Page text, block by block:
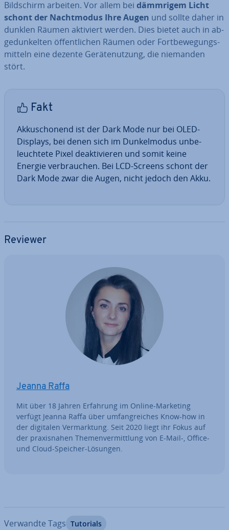
Bild­schirm arbeiten. Vor allem bei dämmrigem Licht
schont der Nacht­mo­dus Ihre Augen und sollte daher in
dunklen Räumen aktiviert werden. Dies bietet auch in ab­
ge­dun­kel­ten öf­fent­li­chen Räumen oder Fort­be­we­gungs­
mit­teln eine dezente Ge­rä­te­nut­zung, die niemanden
stört.
Fakt
Ak­ku­scho­nend ist der Dark Mode nur bei OLED-
Displays, bei denen sich im Dun­kel­mo­dus un­be­
leuch­te­te Pixel de­ak­ti­vie­ren und somit keine
Energie ver­brau­chen. Bei LCD-Screens schont der
Dark Mode zwar die Augen, nicht jedoch den Akku.
Reviewer
Jeanna Raffa
Mit über 18 Jahren Erfahrung im Online-Marketing
verfügt Jeanna Raffa über um­fang­rei­ches Know-how in
der digitalen Ver­mark­tung. Seit 2020 liegt ihr Fokus auf
der pra­xis­na­hen The­men­ver­mitt­lung von E-Mail-, Office-
und Cloud-Speicher-Lösungen.
Verwandte Tags Tutorials